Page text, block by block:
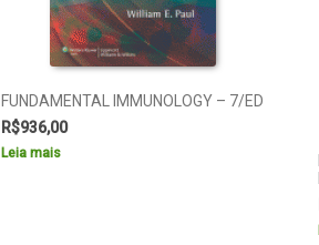
FUNDAMENTAL IMMUNOLOGY – 7/ED
R$936,00
Leia mais